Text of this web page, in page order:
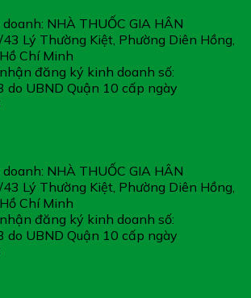
NHÀ THUỐC GIA HÂN
Lý Thường Kiệt, Phường Diên Hồng,
Chí Minh
đăng ký kinh doanh số:
do UBND Quận 10 cấp ngày
NHÀ THUỐC GIA HÂN
Lý Thường Kiệt, Phường Diên Hồng,
Chí Minh
đăng ký kinh doanh số:
do UBND Quận 10 cấp ngày